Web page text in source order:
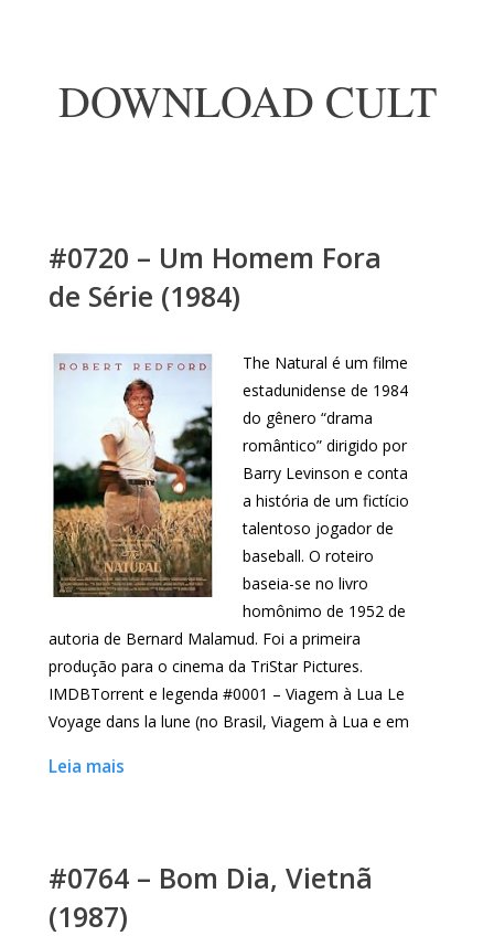
DOWNLOAD CULT
#0720 – Um Homem Fora
de Série (1984)
The Natural é um filme
estadunidense de 1984
do gênero “drama
romântico” dirigido por
Barry Levinson e conta
a história de um fictício
talentoso jogador de
baseball. O roteiro
baseia-se no livro
homônimo de 1952 de
autoria de Bernard Malamud. Foi a primeira
produção para o cinema da TriStar Pictures.
IMDBTorrent e legenda #0001 – Viagem à Lua Le
Voyage dans la lune (no Brasil, Viagem à Lua e em
Leia mais
#0764 – Bom Dia, Vietnã
(1987)